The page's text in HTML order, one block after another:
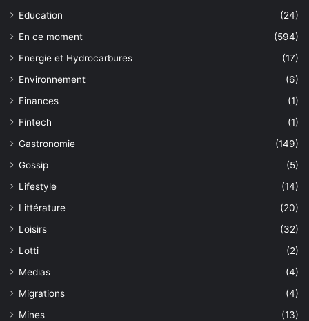
Education
(24)
En ce moment
(594)
Energie et Hydrocarbures
(17)
Environnement
(6)
Finances
(1)
Fintech
(1)
Gastronomie
(149)
Gossip
(5)
Lifestyle
(14)
Littérature
(20)
Loisirs
(32)
Lotti
(2)
Medias
(4)
Migrations
(4)
Mines
(13)